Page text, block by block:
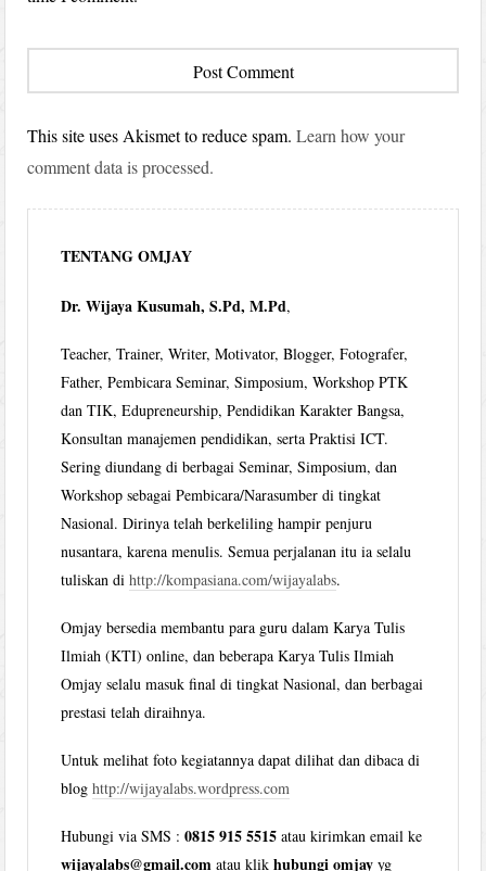
This site uses Akismet to reduce spam.Learn how your
comment data is processed.
TENTANG OMJAY
Dr. Wijaya Kusumah, S.Pd, M.Pd,
Teacher, Trainer, Writer, Motivator, Blogger, Fotografer,
Father, Pembicara Seminar, Simposium, Workshop PTK
dan TIK, Edupreneurship, Pendidikan Karakter Bangsa,
Konsultan manajemen pendidikan, serta Praktisi ICT.
Sering diundang di berbagai Seminar, Simposium, dan
Workshop sebagai Pembicara/Narasumber di tingkat
Nasional. Dirinya telah berkeliling hampir penjuru
nusantara, karena menulis. Semua perjalanan itu ia selalu
tuliskan dihttp://kompasiana.com/wijayalabs.
Omjay bersedia membantu para guru dalam Karya Tulis
Ilmiah (KTI) online, dan beberapa Karya Tulis Ilmiah
Omjay selalu masuk final di tingkat Nasional, dan berbagai
prestasi telah diraihnya.
Untuk melihat foto kegiatannya dapat dilihat dan dibaca di
bloghttp://wijayalabs.wordpress.com
Hubungi via SMS :0815 915 5515 atau kirimkan email ke
wijayalabs@gmail.com atau klikhubungi omjay yg